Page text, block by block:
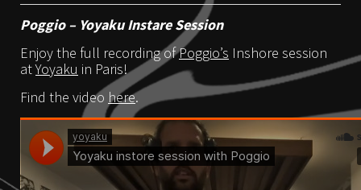
Poggio – Yoyaku Instare Session
Enjoy the full recording ofPoggio’s Inshore session
atYoyaku in Paris!
Find the video here.